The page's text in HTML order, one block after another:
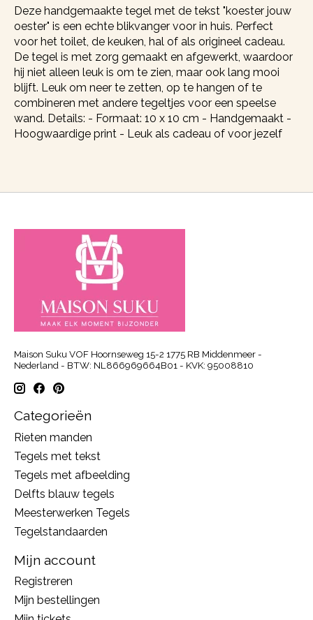
Deze handgemaakte tegel met de tekst "koester jouw
oester" is een echte blikvanger voor in huis. Perfect
voor het toilet, de keuken, hal of als origineel cadeau.
De tegel is met zorg gemaakt en afgewerkt, waardoor
hij niet alleen leuk is om te zien, maar ook lang mooi
blijft. Leuk om neer te zetten, op te hangen of te
combineren met andere tegeltjes voor een speelse
wand. Details: - Formaat: 10 x 10 cm - Handgemaakt -
Hoogwaardige print - Leuk als cadeau of voor jezelf
Maison Suku VOF Hoornseweg 15-2 1775 RB Middenmeer -
Nederland - BTW: NL866969664B01 - KVK: 95008810
Categorieën
Rieten manden
Tegels met tekst
Tegels met afbeelding
Delfts blauw tegels
Meesterwerken Tegels
Tegelstandaarden
Mijn account
Registreren
Mijn bestellingen